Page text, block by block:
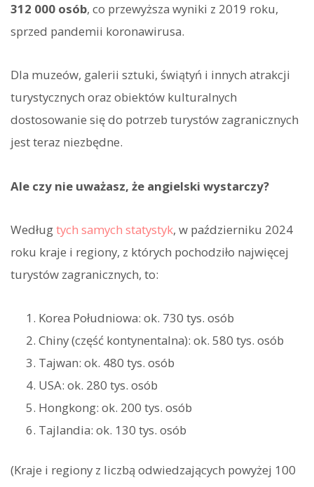
312 000 osób, co przewyższa wyniki z 2019 roku,
sprzed pandemii koronawirusa.
Dla muzeów, galerii sztuki, świątyń i innych atrakcji
turystycznych oraz obiektów kulturalnych
dostosowanie się do potrzeb turystów zagranicznych
jest teraz niezbędne.
Ale czy nie uważasz, że angielski wystarczy?
Wedługtych samych statystyk, w październiku 2024
roku kraje i regiony, z których pochodziło najwięcej
turystów zagranicznych, to:
Korea Południowa: ok. 730 tys. osób
Chiny (część kontynentalna): ok. 580 tys. osób
Tajwan: ok. 480 tys. osób
USA: ok. 280 tys. osób
Hongkong: ok. 200 tys. osób
Tajlandia: ok. 130 tys. osób
(Kraje i regiony z liczbą odwiedzających powyżej 100